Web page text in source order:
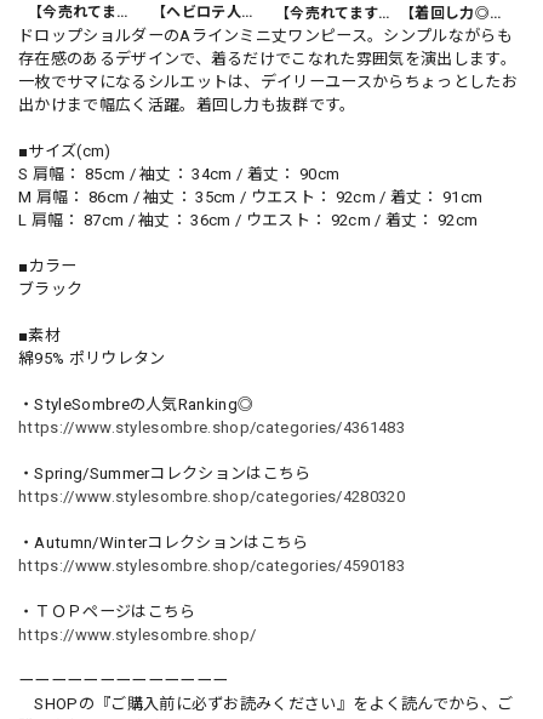
【今売れてます】ボタンフロント バルーンシルエット ハーフ丈 パンツ 1color PT0407 【ヘビロテ人気】カジュアルクロップドパンツ PT0341 【今売れてます】ボタンフロント オーバーサイズ 半袖 シャツワンピース 1color ON1035 【着回し力◎セット】フリル 半袖 クロップド シャツカラー ブラウス＆ワイドレッグパンツ（上下個別） 1color ST0219
ドロップショルダーのAラインミニ丈ワンピース。シンプルながらも
存在感のあるデザインで、着るだけでこなれた雰囲気を演出します。
一枚でサマになるシルエットは、デイリーユースからちょっとしたお
出かけまで幅広く活躍。着回し力も抜群です。
■サイズ(cm)
S 肩幅： 85cm / 袖丈： 34cm / 着丈： 90cm
M 肩幅： 86cm / 袖丈： 35cm / ウエスト： 92cm / 着丈： 91cm
L 肩幅： 87cm / 袖丈： 36cm / ウエスト： 92cm / 着丈： 92cm
■カラー
ブラック
■素材
綿95% ポリウレタン
・StyleSombreの人気Ranking◎
https://www.stylesombre.shop/categories/4361483
・Spring/Summerコレクションはこちら
https://www.stylesombre.shop/categories/4280320
・Autumn/Winterコレクションはこちら
https://www.stylesombre.shop/categories/4590183
・ＴＯＰページはこちら
https://www.stylesombre.shop/
ーーーーーーーーーーーーー
SHOPの『ご購入前に必ずお読みください』をよく読んでから、ご